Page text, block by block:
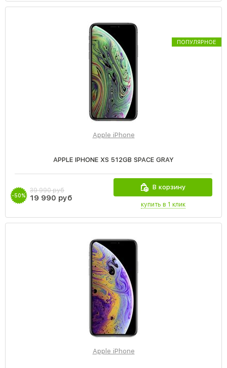
ПОПУЛЯРНОЕ
Apple iPhone
APPLE IPHONE XS 512GB SPACE GRAY
-50%
39 990 руб
19 990 руб
В корзину
купить в 1 клик
Apple iPhone